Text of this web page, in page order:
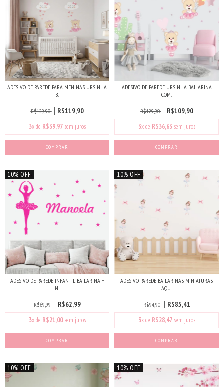
ADESIVO DE PAREDE PARA MENINAS URSINHA
B...
R$129,90 R$119,90
3x de R$39,97sem juros
ADESIVO DE PAREDE URSINHA BAILARINA
COM...
R$129,90 R$109,90
3x de R$36,63sem juros
10% OFF
ADESIVO DE PAREDE INFANTIL BAILARINA +
N...
R$69,99 R$62,99
3x de R$21,00sem juros
COMPRAR
10% OFF
ADESIVO PAREDE BAILARINAS MINIATURAS
AQU...
R$94,90 R$85,41
3x de R$28,47sem juros
COMPRAR
10% OFF 10% OFF